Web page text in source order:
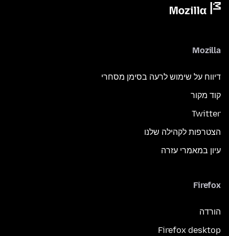
Mozilla
דיווח על שימוש לרעה בסימן מסחרי
קוד מקור
Twitter
הצטרפות לקהילה שלנו
עיון במאמרי עזרה
Firefox
הורדה
Firefox desktop